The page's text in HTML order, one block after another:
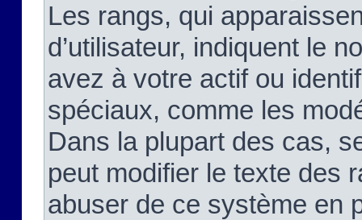
Les rangs, qui
d’utilisateur, indiquent le
avez à votre actif ou
spéciaux, comme les
Dans la plupart des cas,
peut modifier le texte des
abuser de ce système en